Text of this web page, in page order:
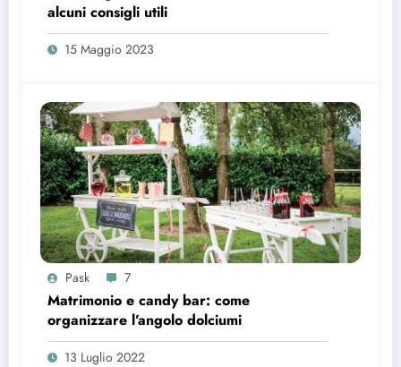
alcuni consigli utili
15 Maggio 2023
Pask 7
Matrimonio e candy bar: come
organizzare l’angolo dolciumi
13 Luglio 2022